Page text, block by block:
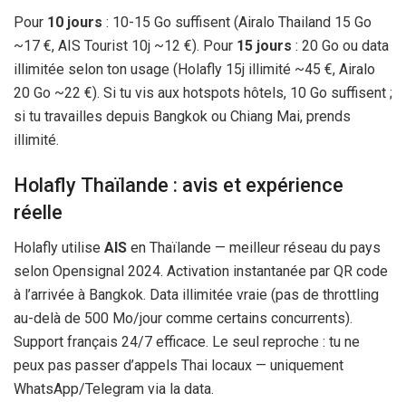
Pour 10 jours : 10-15 Go suffisent (Airalo Thailand 15 Go
~17 €, AIS Tourist 10j ~12 €). Pour 15 jours : 20 Go ou data
illimitée selon ton usage (Holafly 15j illimité ~45 €, Airalo
20 Go ~22 €). Si tu vis aux hotspots hôtels, 10 Go suffisent ;
si tu travailles depuis Bangkok ou Chiang Mai, prends
illimité.
Holafly Thaïlande : avis et expérience
réelle
Holafly utilise AIS en Thaïlande — meilleur réseau du pays
selon Opensignal 2024. Activation instantanée par QR code
à l’arrivée à Bangkok. Data illimitée vraie (pas de throttling
au-delà de 500 Mo/jour comme certains concurrents).
Support français 24/7 efficace. Le seul reproche : tu ne
peux pas passer d’appels Thai locaux — uniquement
WhatsApp/Telegram via la data.